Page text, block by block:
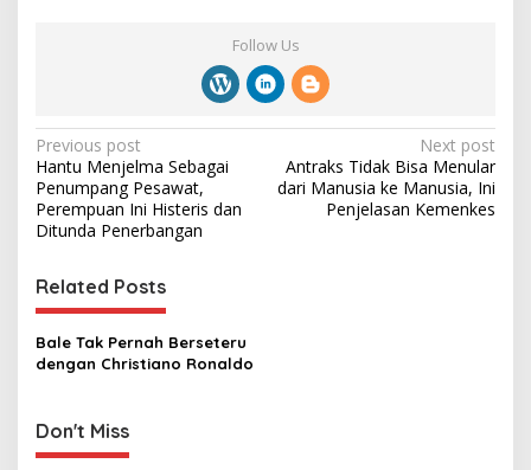
Follow Us
P
o
s
t
n
a
v
i
g
a
Previous post
Hantu Menjelma Sebagai
Penumpang Pesawat,
Perempuan Ini Histeris dan
Ditunda Penerbangan
Next post
Antraks Tidak Bisa Menular
dari Manusia ke Manusia, Ini
Penjelasan Kemenkes
Related Posts
Bale Tak Pernah Berseteru
dengan Christiano Ronaldo
Don't Miss